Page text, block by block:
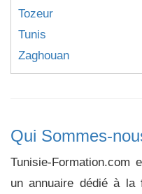
Tozeur
Tunis
Zaghouan
Qui Sommes-
Tunisie-Formation.com
un annuaire dédié à la